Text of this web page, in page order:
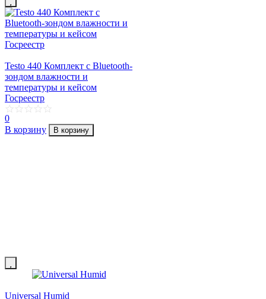
Testo 440 Комплект с Bluetooth-
зондом влажности и
температуры и кейсом
Госреестр
0
В корзину
В корзину
Universal Humid